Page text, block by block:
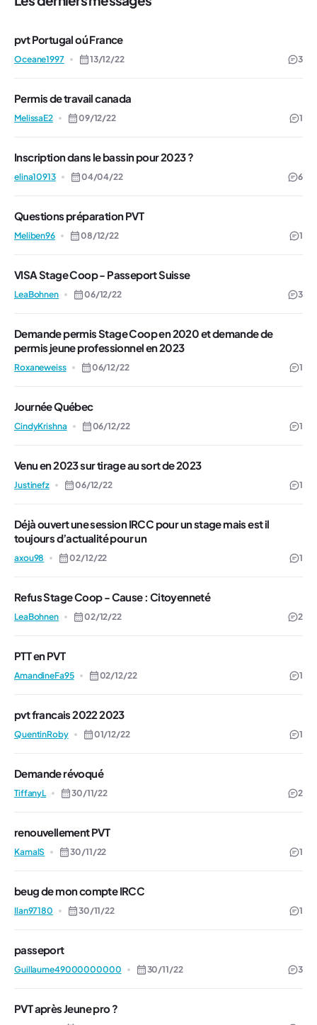
pvt Portugal oú France
Oceane1997 13/12/22 3
Permis de travail canada
MelissaE2 09/12/22 1
Inscription dans le bassin pour 2023 ?
elina10913 04/04/22 6
Questions préparation PVT
Meliben96 08/12/22 1
VISA Stage Coop - Passeport Suisse
LeaBohnen 06/12/22 3
Demande permis Stage Coop en 2020 et demande de
permis jeune professionnel en 2023
Roxaneweiss 06/12/22 1
Journée Québec
CindyKrishna 06/12/22 1
Venu en 2023 sur tirage au sort de 2023
Justinefz 06/12/22 1
Déjà ouvert une session IRCC pour un stage mais est il
toujours d’actualité pour un
axou98 02/12/22 1
Refus Stage Coop - Cause : Citoyenneté
LeaBohnen 02/12/22 2
PTT en PVT
AmandineFa95 02/12/22 1
pvt francais 2022 2023
QuentinRoby 01/12/22 1
Demande révoqué
TiffanyL 30/11/22 2
renouvellement PVT
KamalS 30/11/22 1
beug de mon compte IRCC
Ilan97180 30/11/22 1
passeport
Guillaume49000000000 30/11/22 3
PVT après Jeune pro ?